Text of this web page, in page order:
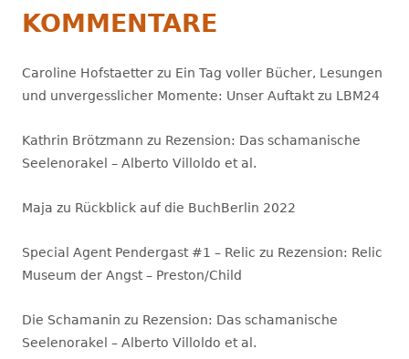
KOMMENTARE
Caroline Hofstaetter zu Ein Tag voller Bücher, Lesungen
und unvergesslicher Momente: Unser Auftakt zu LBM24
Kathrin Brötzmann zu Rezension: Das schamanische
Seelenorakel – Alberto Villoldo et al.
Maja zu Rückblick auf die BuchBerlin 2022
Special Agent Pendergast #1 – Relic zu Rezension: Relic
Museum der Angst – Preston/Child
Die Schamanin zu Rezension: Das schamanische
Seelenorakel – Alberto Villoldo et al.